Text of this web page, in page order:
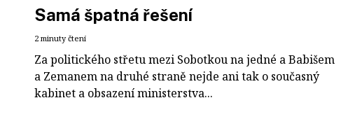
Samá špatná řešení
2 minuty čtení
Za politického střetu mezi Sobotkou na jedné a Babišem
a Zemanem na druhé straně nejde ani tak o současný
kabinet a obsazení ministerstva...